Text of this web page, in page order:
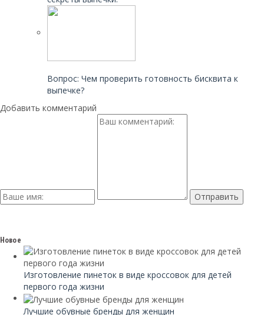
Вопрос: Чем проверить готовность бисквита к
выпечке?
Добавить комментарий
Новое
Изготовление пинеток в виде кроссовок для детей
первого года жизни
Лучшие обувные бренды для женщин